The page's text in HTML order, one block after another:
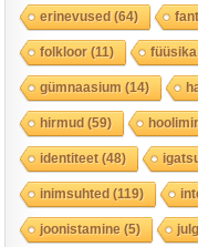
erinevused(64)
folkloor(11) füüsika
gümnaasium (14)
hirmud(59)
identiteet(48)
inimsuhted(119)
joonistamine (5)